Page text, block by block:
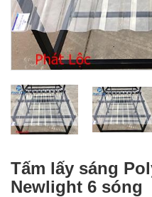
Tấm lấy sáng
Newlight 6 sóng